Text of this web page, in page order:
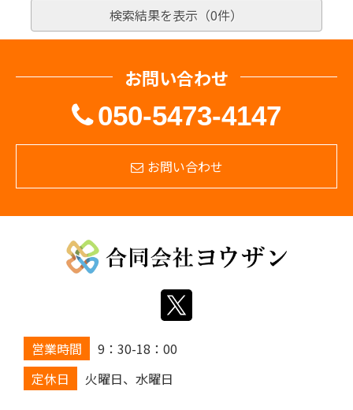
検索結果を表示（0件）
お問い合わせ
050-5473-4147
お問い合わせ
営業時間
9：30-18：00
定休日
火曜日、水曜日